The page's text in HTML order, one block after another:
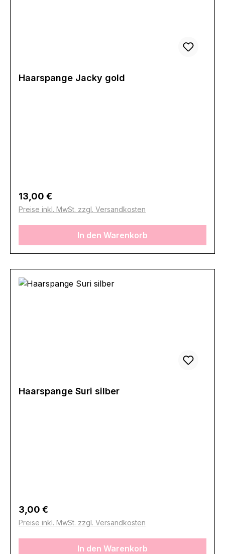
Haarspange Jacky gold
Regulärer Preis:
13,00 €
Preise inkl. MwSt. zzgl. Versandkosten
In den Warenkorb
Haarspange Suri silber
Regulärer Preis:
3,00 €
Preise inkl. MwSt. zzgl. Versandkosten
In den Warenkorb